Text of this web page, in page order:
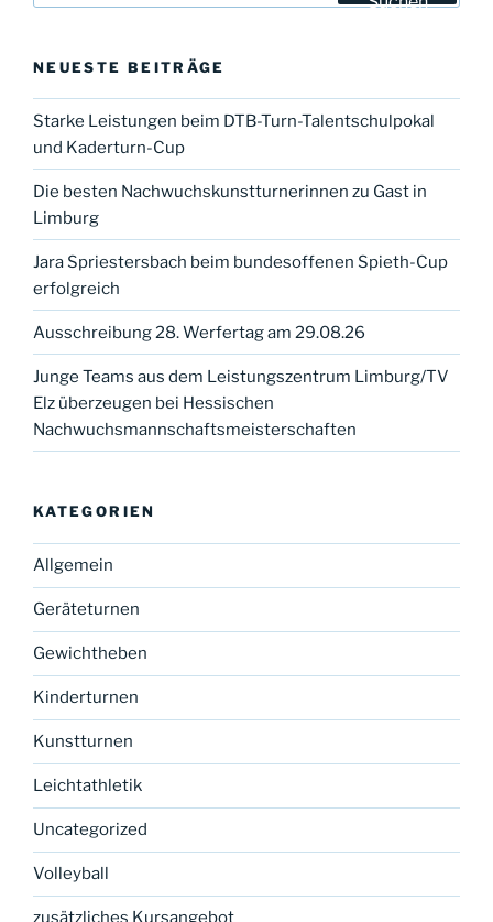
NEUESTE BEITRÄGE
Starke Leistungen beim DTB-Turn-Talentschulpokal
und Kaderturn-Cup
Die besten Nachwuchskunstturnerinnen zu Gast in
Limburg
Jara Spriestersbach beim bundesoffenen Spieth-Cup
erfolgreich
Ausschreibung 28. Werfertag am 29.08.26
Junge Teams aus dem Leistungszentrum Limburg/TV
Elz überzeugen bei Hessischen
Nachwuchsmannschaftsmeisterschaften
KATEGORIEN
Allgemein
Geräteturnen
Gewichtheben
Kinderturnen
Kunstturnen
Leichtathletik
Uncategorized
Volleyball
zusätzliches Kursangebot